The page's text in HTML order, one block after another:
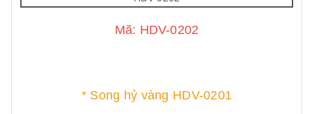
Mã: HDV-0202
* Song hỷ vàng HDV-0201